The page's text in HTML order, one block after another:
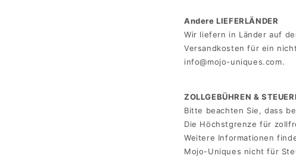
Andere LIEFERLÄNDER
Wir liefern in Länder auf
Versandkosten für ein
info@mojo-uniques.com.
ZOLLGEBÜHREN &
Bitte beachten Sie, dass
Die Höchstgrenze für
Weitere Informationen
Mojo-Uniques nicht für